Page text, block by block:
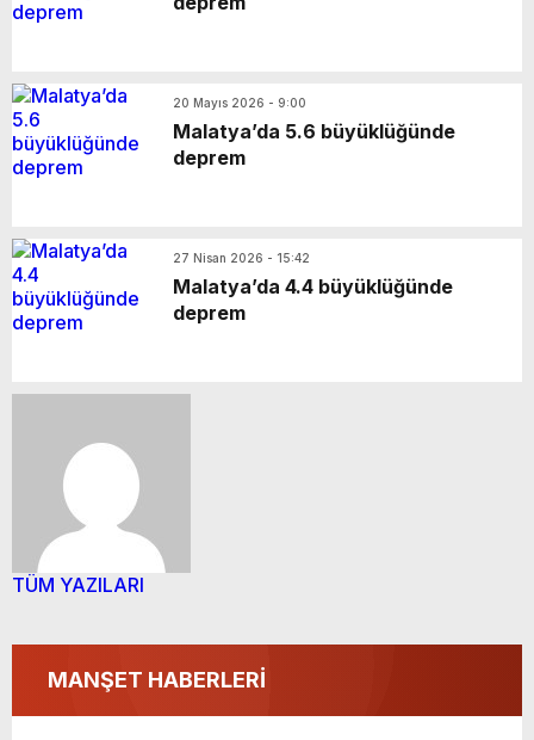
20 Mayıs 2026 - 9:00
Malatya’da 5.6 büyüklüğünde
deprem
27 Nisan 2026 - 15:42
Malatya’da 4.4 büyüklüğünde
deprem
TÜM YAZILARI
MANŞET HABERLERİ